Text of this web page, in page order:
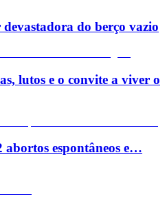
do berço vazio
lutos e o convite a viver o
abortos espontâneos e…